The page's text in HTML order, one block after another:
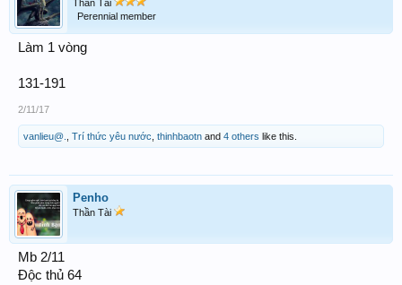
Thần Tài
Perennial member
Làm 1 vòng
131-191
2/11/17
vanlieu@. Trí thức yêu nước thinhbaotn and 4 others like this.
Penho
Thần Tài
Mb 2/11
Độc thủ 64